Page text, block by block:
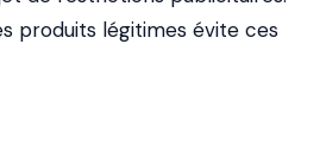
produits légitimes évite ces